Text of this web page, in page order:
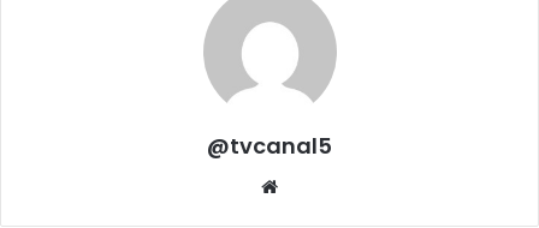
@tvcanal5